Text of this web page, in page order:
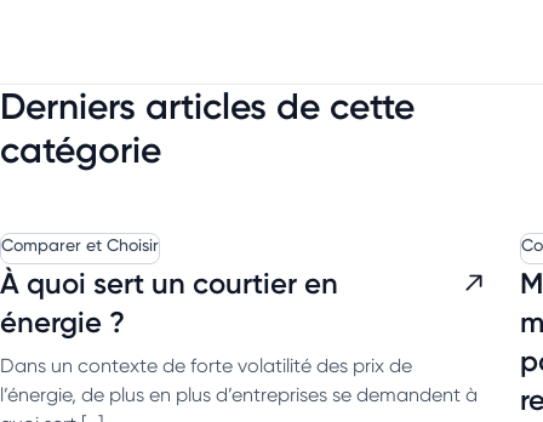
Derniers articles de cette
catégorie
Comparer et Choisir
À quoi sert un courtier en
énergie ?
Dans un contexte de forte volatilité des prix de
l’énergie, de plus en plus d’entreprises se demandent à